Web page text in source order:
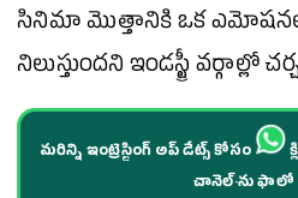
సినిమా మొత్తానికి ఒక
నిలుస్తుందని ఇండస్ట్రీ వర్గాల్లో
మరిన్ని ఇంట్రెస్టింగ్ అప్ డేట్స్ కోసం
చానెల్·ను ఫాలో